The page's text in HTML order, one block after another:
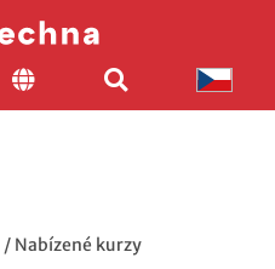
/ Nabízené kurzy